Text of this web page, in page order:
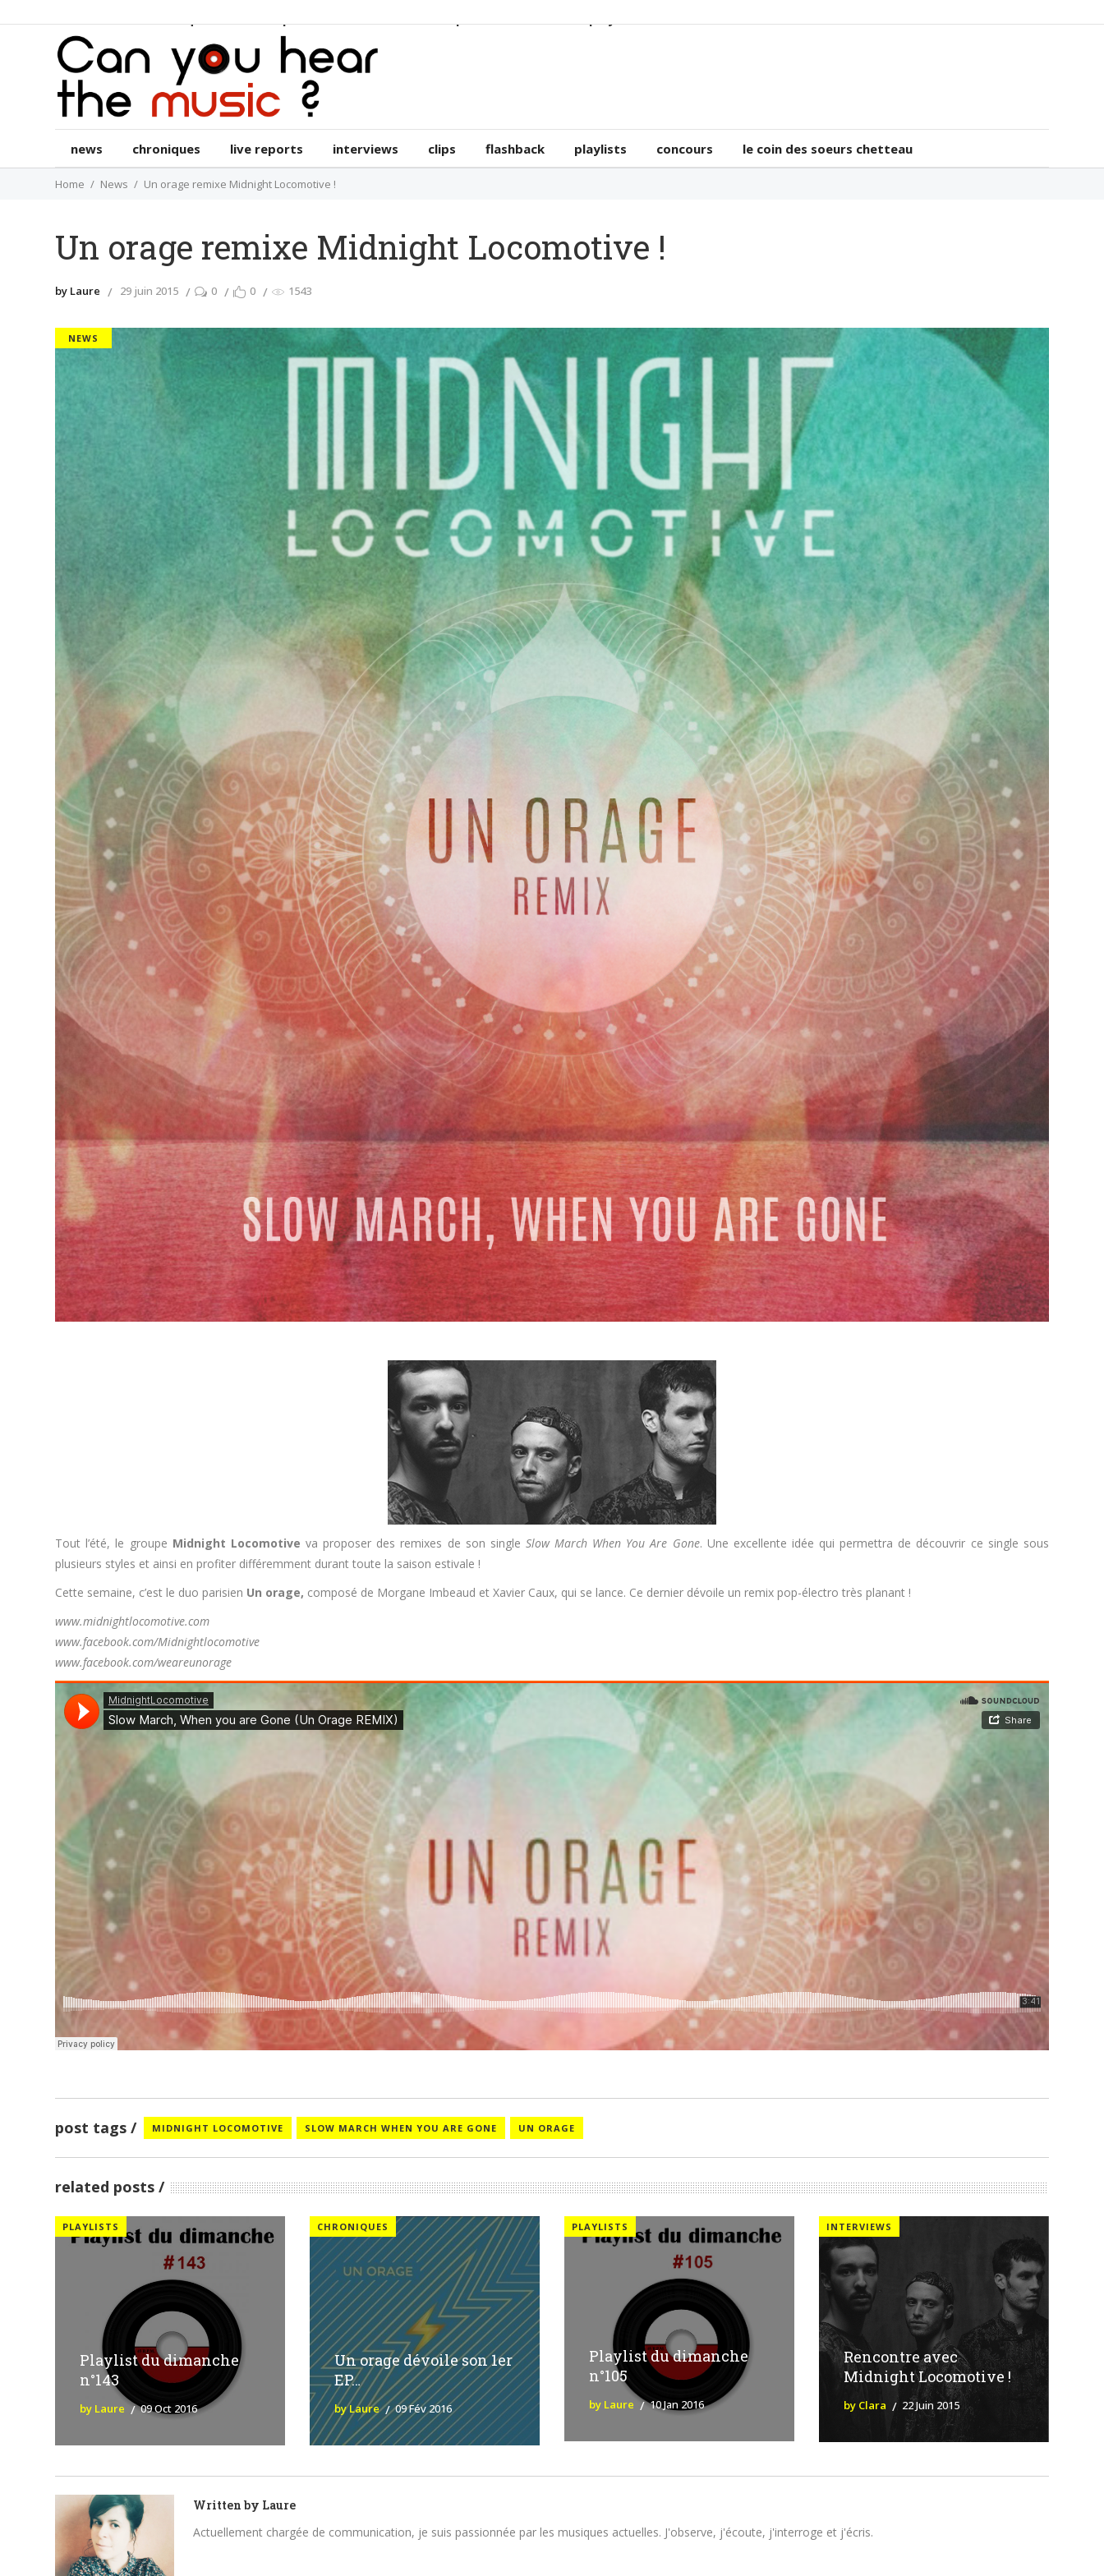
news chroniques live reports interviews clips flashback playlists concours le coin des soeurs chetteau
Home News Un orage remixe Midnight Locomotive !
Un orage remixe Midnight Locomotive !
by Laure 29 juin 2015 0 0 1543
NEWS
Tout l’été, le groupe Midnight Locomotive va proposer des remixes de son single Slow March When You Are Gone. Une excellente idée qui permettra de découvrir ce single sous
plusieurs styles et ainsi en profiter différemment durant toute la saison estivale !
Cette semaine, c’est le duo parisien Un orage, composé de Morgane Imbeaud et Xavier Caux, qui se lance. Ce dernier dévoile un remix pop-électro très planant !
www.midnightlocomotive.com
www.facebook.com/Midnightlocomotive
www.facebook.com/weareunorage
post tags MIDNIGHT LOCOMOTIVE SLOW MARCH WHEN YOU ARE GONE UN ORAGE
related posts
PLAYLISTS
Playlist du dimanche
n°143
by Laure 09 Oct 2016
CHRONIQUES
Un orage dévoile son 1er
EP…
by Laure 09 Fév 2016
PLAYLISTS
Playlist du dimanche
n°105
by Laure 10 Jan 2016
INTERVIEWS
Rencontre avec
Midnight Locomotive !
by Clara 22 Juin 2015
Written by Laure
Actuellement chargée de communication, je suis passionnée par les musiques actuelles. J'observe, j'écoute, j'interroge et j'écris.